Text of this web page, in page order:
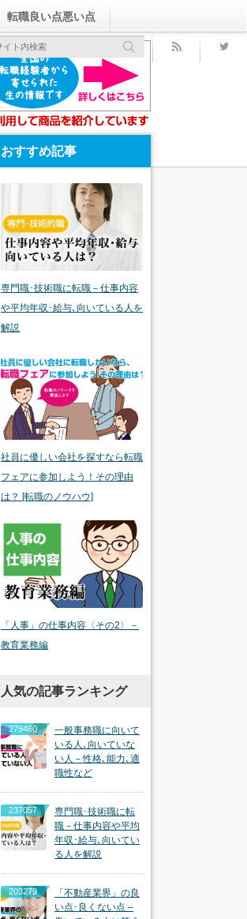
転職良い点悪い点
rss
おすすめ記事
専門職･技術職に転職－仕事内容
や平均年収･給与､向いている人を
解説
社員に優しい会社を探すなら転職
フェアに参加しよう！その理由
は？ [転職のノウハウ]
「人事」の仕事内容〈その2〉－
教育業務編
人気の記事ランキング
279460
一般事務職に向いて
いる人､向いていな
い人－性格､能力､適
職性など
237057
専門職･技術職に転
職－仕事内容や平均
年収･給与､向いてい
る人を解説
203279
「不動産業界」の良
い点･良くない点 –